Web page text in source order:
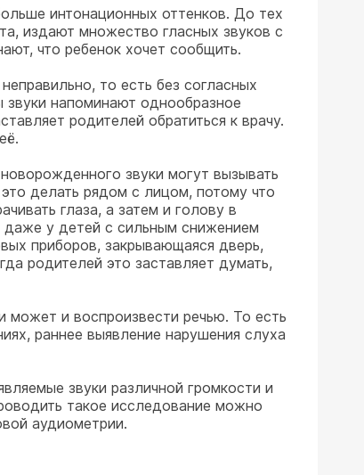
интонационных оттенков. До тех
издают множество гласных звуков с
что ребенок хочет сообщить.
то есть без согласных
напоминают однообразное
родителей обратиться к врачу.
звуки могут вызывать
делать рядом с лицом, потому что
глаза, а затем и голову в
даже у детей с сильным снижением
приборов, закрывающаяся дверь,
родителей это заставляет думать,
может и воспроизвести речью. То есть
раннее выявление нарушения слуха
звуки различной громкости и
такое исследование можно
аудиометрии.